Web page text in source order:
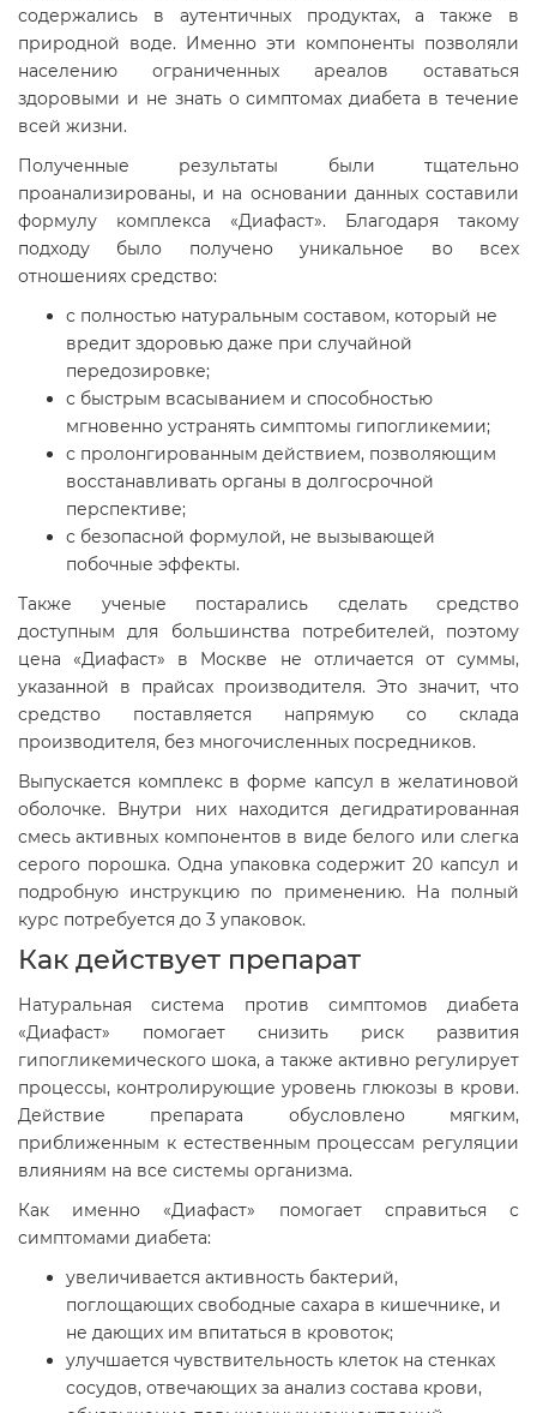
содержались в аутентичных продуктах, а также в
природной воде. Именно эти компоненты позволяли
населению ограниченных ареалов оставаться
здоровыми и не знать о симптомах диабета в течение
всей жизни.
Полученные результаты были тщательно
проанализированы, и на основании данных составили
формулу комплекса «Диафаст». Благодаря такому
подходу было получено уникальное во всех
отношениях средство:
с полностью натуральным составом, который не
вредит здоровью даже при случайной
передозировке;
с быстрым всасыванием и способностью
мгновенно устранять симптомы гипогликемии;
с пролонгированным действием, позволяющим
восстанавливать органы в долгосрочной
перспективе;
с безопасной формулой, не вызывающей
побочные эффекты.
Также ученые постарались сделать средство
доступным для большинства потребителей, поэтому
цена «Диафаст» в Москве не отличается от суммы,
указанной в прайсах производителя. Это значит, что
средство поставляется напрямую со склада
производителя, без многочисленных посредников.
Выпускается комплекс в форме капсул в желатиновой
оболочке. Внутри них находится дегидратированная
смесь активных компонентов в виде белого или слегка
серого порошка. Одна упаковка содержит 20 капсул и
подробную инструкцию по применению. На полный
курс потребуется до 3 упаковок.
Как действует препарат
Натуральная система против симптомов диабета
«Диафаст» помогает снизить риск развития
гипогликемического шока, а также активно регулирует
процессы, контролирующие уровень глюкозы в крови.
Действие препарата обусловлено мягким,
приближенным к естественным процессам регуляции
влияниям на все системы организма.
Как именно «Диафаст» помогает справиться с
симптомами диабета:
увеличивается активность бактерий,
поглощающих свободные сахара в кишечнике, и
не дающих им впитаться в кровоток;
улучшается чувствительность клеток на стенках
сосудов, отвечающих за анализ состава крови,